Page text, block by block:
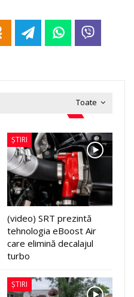
Toate
ȘTIRI
(video) SRT prezintă
tehnologia eBoost Air
care elimină decalajul
turbo
ȘTIRI